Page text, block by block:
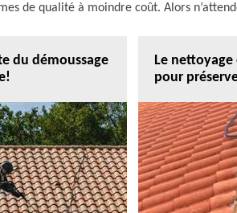
de qualité à moindre coût. Alors
du démoussage
Le
pour